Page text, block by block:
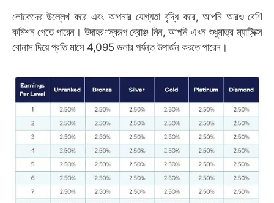
লোকেদের উল্লেখ করে এবং আপনার যোগ্যতা বৃদ্ধি করে, আপনি আরও বেশি
কমিশন পেতে পারেন। উদাহরণস্বরূপ ব্রোঞ্জ নিন, আপনি এখন শুধুমাত্র ম্যাট্রিক্স
বোনাস দিয়ে প্রতি মাসে 4,095 ডলার পর্যন্ত উপার্জন করতে পারেন।